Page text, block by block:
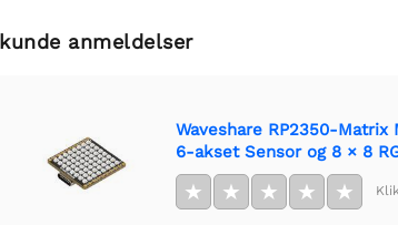
kunde anmeldelser
Waveshare RP2350-
6-akset Sensor og 8 × 8
★ ★ ★ ★ ★